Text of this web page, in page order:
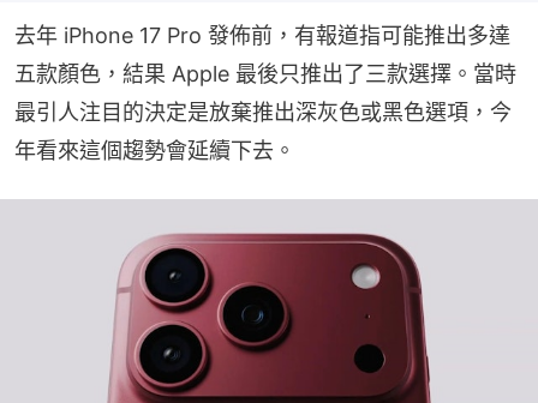
去年 iPhone 17 Pro 發佈前，有報道指可能推出多達
五款顏色，結果 Apple 最後只推出了三款選擇。當時
最引人注目的決定是放棄推出深灰色或黑色選項，今
年看來這個趨勢會延續下去。